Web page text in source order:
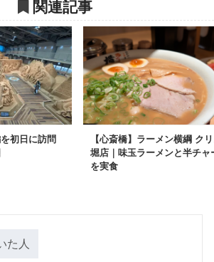
関連記事
初日に訪問
【心斎橋】ラーメン横綱 ク
堀店｜味玉ラーメンと半チャ
を実食
た人